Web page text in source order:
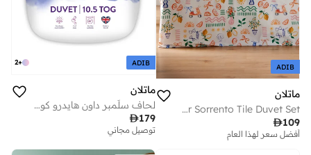
ADIB
ماتلان
Multicolour Sorrento Tile Duvet Set
109
أفضل سعر لهذا العام
+
2 ADIB
ماتلان
لحاف سلَمبر داون هايدرو كول . توج
179
توصيل مجاني